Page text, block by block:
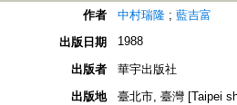
作者 中村瑞隆 ; 藍吉富
出版日期
1988
出版者
華宇出版社
出版地
臺北市, 臺灣 [Taipei